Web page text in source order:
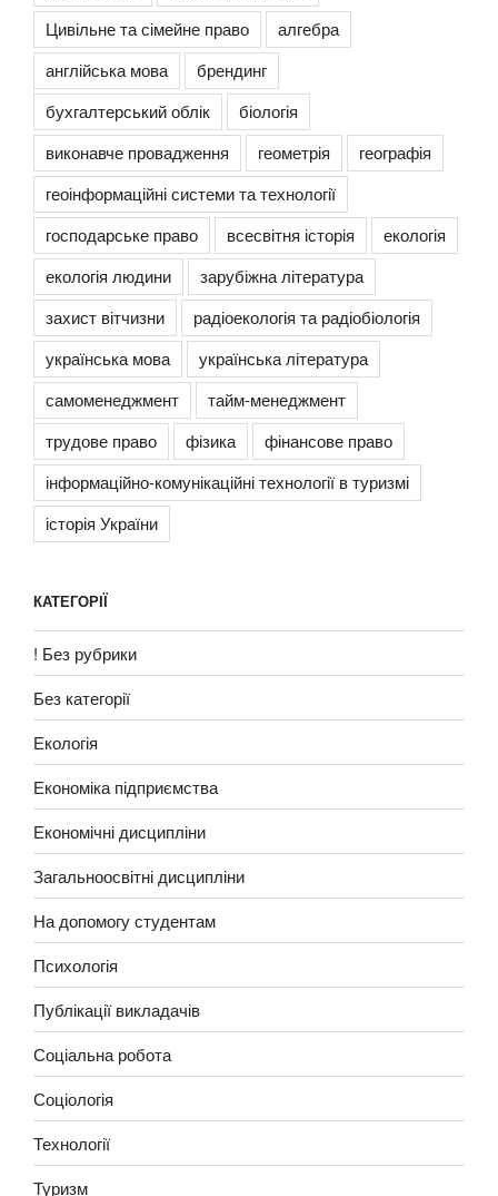
Цивільне та сімейне право
алгебра
англійська мова
брендинг
бухгалтерський облік
біологія
виконавче провадження
геометрія
географія
геоінформаційні системи та технології
господарське право
всесвітня історія
екологія
екологія людини
зарубіжна література
захист вітчизни
радіоекологія та радіобіологія
українська мова
українська література
самоменеджмент
тайм-менеджмент
трудове право
фізика
фінансове право
інформаційно-комунікаційні технології в туризмі
історія України
КАТЕГОРІЇ
! Без рубрики
Без категорії
Екологія
Економіка підприємства
Економічні дисципліни
Загальноосвітні дисципліни
На допомогу студентам
Психологія
Публікації викладачів
Соціальна робота
Соціологія
Технології
Туризм